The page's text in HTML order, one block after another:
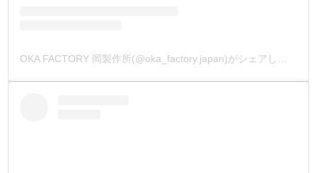
OKA FACTORY 岡製作所(@oka_factory.japan)がシェアした投稿